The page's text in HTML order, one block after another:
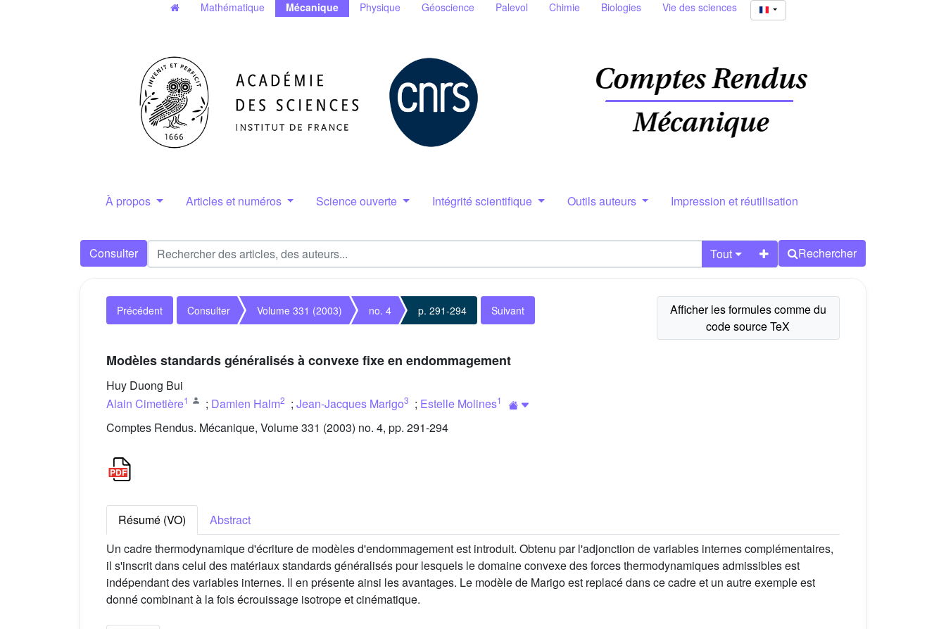
Mathématique Mécanique Physique Géoscience Palevol Chimie Biologies Vie des sciences
À propos Articles et numéros Science ouverte Intégrité scientifique Outils auteurs Impression et réutilisation
Consulter Tout Rechercher
Précédent Consulter Volume 331 (2003) no. 4 p. 291-294 Suivant
Modèles standards généralisés à convexe fixe en endommagement
Huy Duong Bui
Alain Cimetière1 ; Damien Halm2 ; Jean-Jacques Marigo3 ; Estelle Molines1
Comptes Rendus. Mécanique, Volume 331 (2003) no. 4, pp. 291-294
Résumé (VO)
Abstract
Un cadre thermodynamique d'écriture de modèles d'endommagement est introduit. Obtenu par l'adjonction de variables internes complémentaires,
il s'inscrit dans celui des matériaux standards généralisés pour lesquels le domaine convexe des forces thermodynamiques admissibles est
indépendant des variables internes. Il en présente ainsi les avantages. Le modèle de Marigo est replacé dans ce cadre et un autre exemple est
donné combinant à la fois écrouissage isotrope et cinématique.